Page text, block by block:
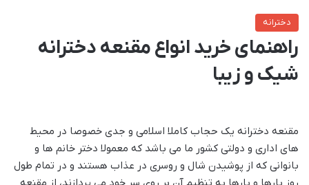
دخترانه
راهنمای خرید انواع مقنعه دخترانه
شیک و زیبا
مقنعه دخترانه یک حجاب کاملا اسلامی و جدی خصوصا در محیط
های اداری و دولتی کشور ما می باشد که معمولا دختر خانم ها و
بانوانی که از پوشیدن شال و روسری در عذاب هستند و در تمام طول